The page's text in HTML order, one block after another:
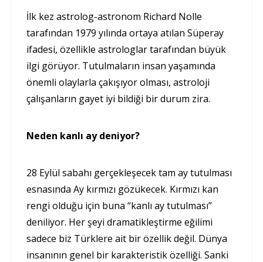
İlk kez astrolog-astronom Richard Nolle
tarafından 1979 yılında ortaya atılan Süperay
ifadesi, özellikle astrologlar tarafından büyük
ilgi görüyor. Tutulmaların insan yaşamında
önemli olaylarla çakışıyor olması, astroloji
çalışanların gayet iyi bildiği bir durum zira.
Neden kanlı ay deniyor?
28 Eylül sabahı gerçekleşecek tam ay tutulması
esnasında Ay kırmızı gözükecek. Kırmızı kan
rengi olduğu için buna “kanlı ay tutulması”
deniliyor. Her şeyi dramatikleştirme eğilimi
sadece biz Türklere ait bir özellik değil. Dünya
insanının genel bir karakteristik özelliği. Sanki